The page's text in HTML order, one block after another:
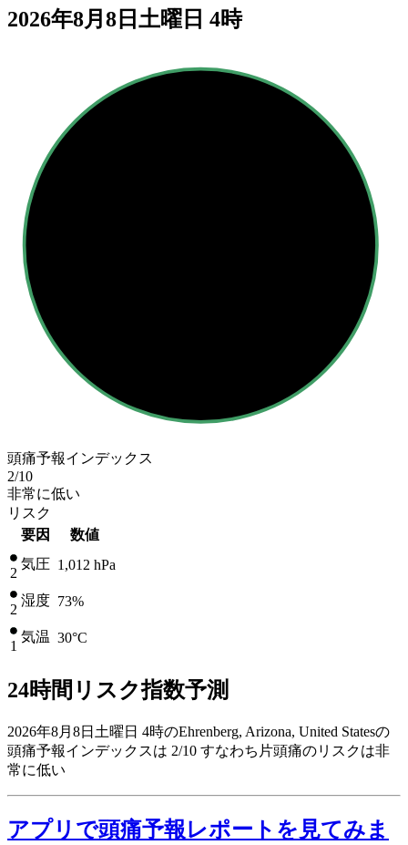
2026年8月8日土曜日 4時
頭痛予報インデックス
2/10
非常に低い
リスク
要因
数値
2
気圧 1,012 hPa
2
湿度 73%
1
気温 30°C
24時間リスク指数予測
2026年8月8日土曜日 4時のEhrenberg, Arizona, United Statesの
頭痛予報インデックスは 2/10 すなわち片頭痛のリスクは非
常に低い
アプリで頭痛予報レポートを見てみま